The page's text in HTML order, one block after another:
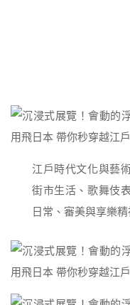
江戶時代文化與藝
街市生活、歌舞伎
日常、審美與享樂精